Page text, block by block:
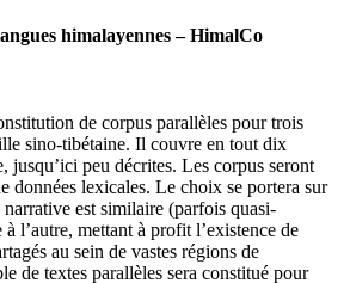
himalayennes – HimalCo
de corpus parallèles pour trois
sino-tibétaine. Il couvre en tout dix
jusqu’ici peu décrites. Les corpus seront
données lexicales. Le choix se portera sur
narrative est similaire (parfois quasi-
l’autre, mettant à profit l’existence de
au sein de vastes régions de
de textes parallèles sera constitué pour